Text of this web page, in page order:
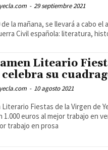
- 29 septiembre 2021
de la mañana, se llevará a cabo
Civil española: literatura,
Liteario
su
- 10 agosto 2021
Fiestas de la Virgen de
1.000 euros al mejor trabajo en
trabajo en prosa